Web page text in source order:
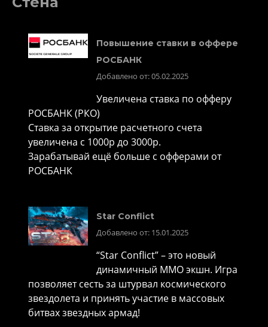
Повышение ставки в оффере
РОСБАНК
Добавлено от: 05.02.2025
Увеличена ставка по офферу
РОСБАНК (РКО)
Ставка за открытие расчетного счета
увеличена с 1000р до 3000р.
Зарабатывай ещё больше с офферами от
РОСБАНК
Star Conflict
Добавлено от: 15.01.2025
“Star Conflict” – это новый
динамичный MMO экшн. Игра
позволяет сесть за штурвал космического
звездолета и принять участие в массовых
битвах звездных армад!